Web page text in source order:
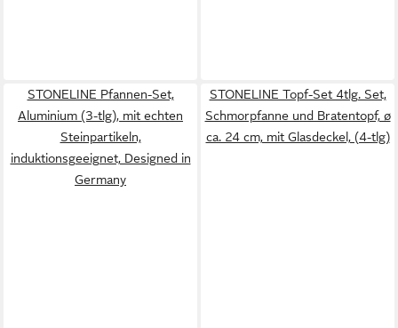
STONELINE Pfannen-Set,
Aluminium (3-tlg), mit echten
Steinpartikeln,
induktionsgeeignet, Designed in
Germany
STONELINE Topf-Set 4tlg. Set,
Schmorpfanne und Bratentopf, ø
ca. 24 cm, mit Glasdeckel, (4-tlg)